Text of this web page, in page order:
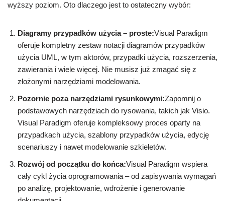
wyższy poziom. Oto dlaczego jest to ostateczny wybór:
Diagramy przypadków użycia – proste:Visual Paradigm
oferuje kompletny zestaw notacji diagramów przypadków
użycia UML, w tym aktorów, przypadki użycia, rozszerzenia,
zawierania i wiele więcej. Nie musisz już zmagać się z
złożonymi narzędziami modelowania.
Pozornie poza narzędziami rysunkowymi:Zapomnij o
podstawowych narzędziach do rysowania, takich jak Visio.
Visual Paradigm oferuje kompleksowy proces oparty na
przypadkach użycia, szablony przypadków użycia, edycję
scenariuszy i nawet modelowanie szkieletów.
Rozwój od początku do końca:Visual Paradigm wspiera
cały cykl życia oprogramowania – od zapisywania wymagań
po analizę, projektowanie, wdrożenie i generowanie